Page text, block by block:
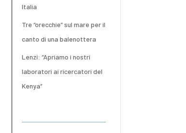
Italia
Tre “orecchie” sul mare per il
canto di una balenottera
Lenzi: “Apriamo i nostri
laboratori ai ricercatori del
Kenya”